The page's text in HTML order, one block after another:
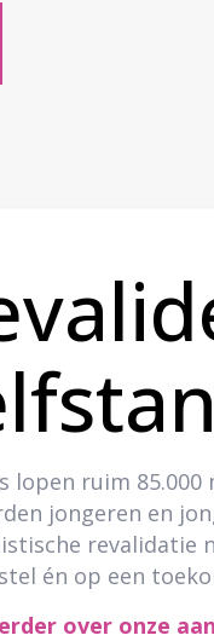
lopen ruim
jongeren en
revalidatie
én op een
over onze